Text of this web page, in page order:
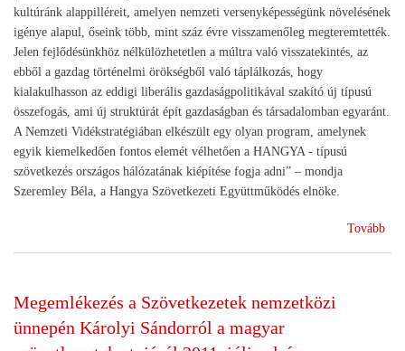
kultúránk alappilléreit, amelyen nemzeti versenyképességünk növelésének
igénye alapul, őseink több, mint száz évre visszamenőleg megteremtették.
Jelen fejlődésünkhöz nélkülözhetetlen a múltra való visszatekintés, az
ebből a gazdag történelmi örökségből való táplálkozás, hogy
kialakulhasson az eddigi liberális gazdaságpolitikával szakító új típusú
összefogás, ami új struktúrát épít gazdaságban és társadalomban egyaránt.
A Nemzeti Vidékstratégiában elkészült egy olyan program, amelynek
egyik kiemelkedően fontos elemét vélhetően a HANGYA - típusú
szövetkezés országos hálózatának kiépítése fogja adni” – mondja
Szeremley Béla, a Hangya Szövetkezeti Együttműködés elnöke.
Tovább
Megemlékezés a Szövetkezetek nemzetközi
ünnepén Károlyi Sándorról a magyar